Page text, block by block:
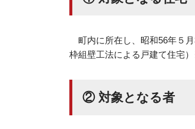
町内に所在し、昭和56年５
枠組壁工法による戸建て住宅
② 対象となる者